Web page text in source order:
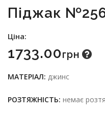
Піджак
Ціна:
1733.00Грн
МАТЕРІАЛ: джинс
РОЗТЯЖНІСТЬ: немає